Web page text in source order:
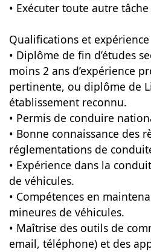
• Exécuter toute autre
Qualifications et expérience
• Diplôme de fin d’études
moins 2 ans d’expérience
pertinente, ou diplôme de
établissement reconnu.
• Permis de conduire
• Bonne connaissance des
réglementations de
• Expérience dans la
de véhicules.
• Compétences en
mineures de véhicules.
• Maîtrise des outils de
email, téléphone) et des